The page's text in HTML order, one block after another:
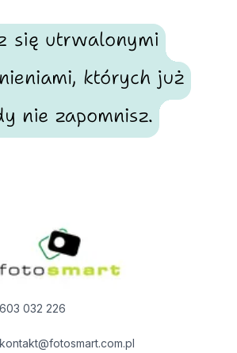
się utrwalonymi
których już
nie zapomnisz.
603 032 226
kontakt@fotosmart.com.pl